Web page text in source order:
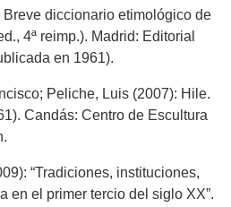
diccionario etimológico de
4ª reimp.). Madrid: Editorial
en 1961).
Peliche, Luis (2007): Hile.
Candás: Centro de Escultura
“Tradiciones, instituciones,
en el primer tercio del siglo XX”.